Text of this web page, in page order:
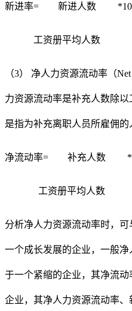
新进率= 新进人数
工资册平均人数
（3） 净人力资源流动率（
力资源流动率是补充人数除
是指为补充离职人员所雇佣的
净流动率= 补充人数
工资册平均人数
分析净人力资源流动率时，
一个成长发展的企业，一般
于一个紧缩的企业，其净流
企业，其净人力资源流动率、